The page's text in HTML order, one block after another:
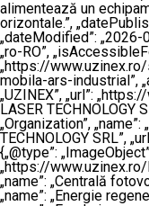
alimentează un
orizontale.”,
„dateModified”: „2026-
„ro-RO”,
„https://
mobila-ars-industrial”,
„UZINEX”, „url”:
LASER TECHNOLOGY
„Organization”, „name”:
TECHNOLOGY SRL”,
{„@type”:
„https://www.uzinex.ro/
„name”: „Centrală
„name”: „Energie